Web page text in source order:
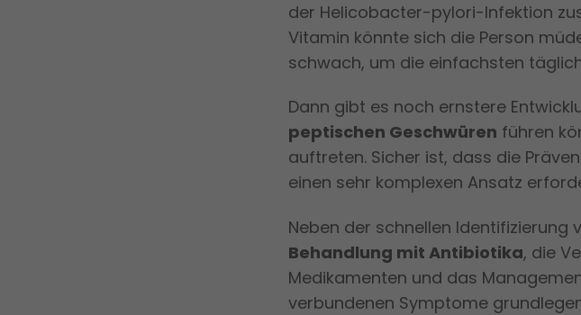
der Helicobacter-pylori-Infektion
Vitamin könnte sich die Person
schwach, um die einfachsten
Dann gibt es noch ernstere
peptischen Geschwüren führen
auftreten. Sicher ist, dass die
einen sehr komplexen Ansatz
Neben der schnellen
Behandlung mit Antibiotika, die
Medikamenten und das
verbundenen Symptome